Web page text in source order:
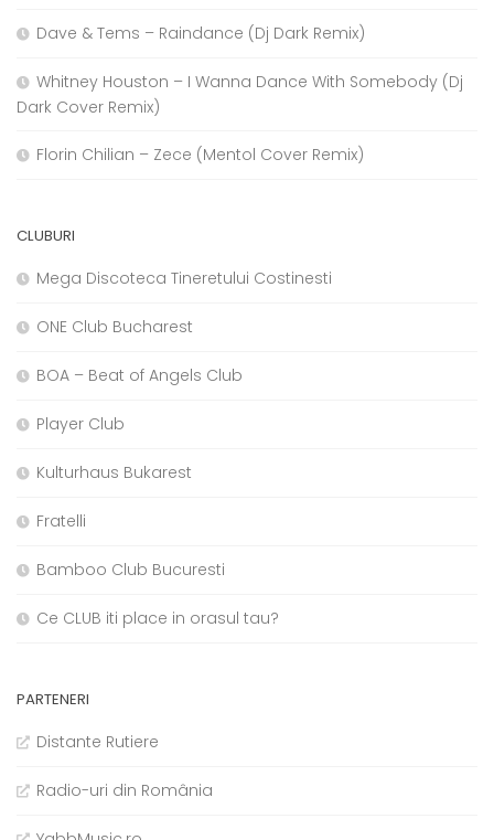
Dave & Tems – Raindance (Dj Dark Remix)
Whitney Houston – I Wanna Dance With Somebody (Dj
Dark Cover Remix)
Florin Chilian – Zece (Mentol Cover Remix)
CLUBURI
Mega Discoteca Tineretului Costinesti
ONE Club Bucharest
BOA – Beat of Angels Club
Player Club
Kulturhaus Bukarest
Fratelli
Bamboo Club Bucuresti
Ce CLUB iti place in orasul tau?
PARTENERI
Distante Rutiere
Radio-uri din România